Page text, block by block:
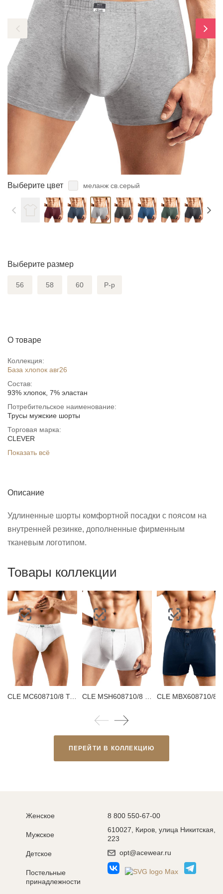
Выберите цвет меланж св.серый
Выберите размер
56 58 60 Р-р
О товаре
Коллекция:
База хлопок авг26
Состав:
93% хлопок, 7% эластан
Потребительское наименование:
Трусы мужские шорты
Торговая марка:
CLEVER
Показать всё
Описание
Удлиненные шорты комфортной посадки с поясом на
внутренней резинке, дополненные фирменным
тканевым логотипом.
Товары коллекции
CLE MC608710/8 Трусы мужские плавки
ПЕРЕЙТИ В КОЛЛЕКЦИЮ
Женское
Мужское
Детское
Постельные
принадлежности
8 800 550-67-00
610027, Киров, улица Никитская,
223
opt@acewear.ru